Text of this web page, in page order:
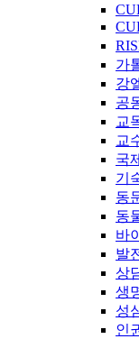
가
강
공
교
교
국
기
동
동
바
발
상
생
성
인